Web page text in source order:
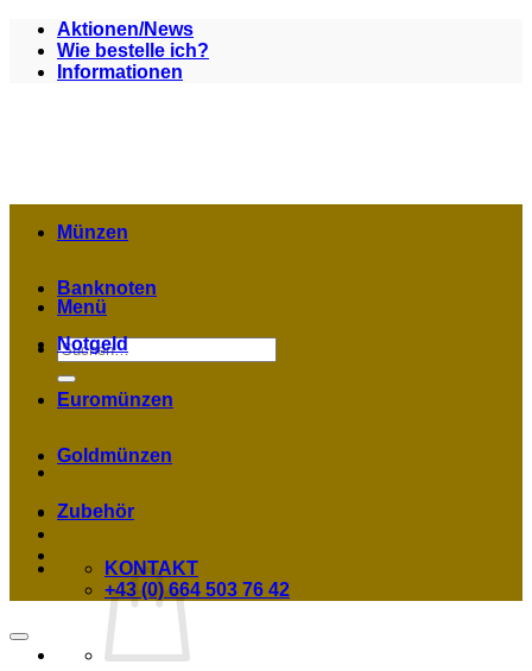
Zum
Inhalt
springen
Aktionen/News
Wie bestelle ich?
Informationen
Menü
Suchen
nach:
Münzen
Banknoten
Notgeld
Euromünzen
Goldmünzen
Zubehör
KONTAKT
+43 (0) 664 503 76 42